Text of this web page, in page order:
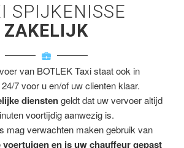
SPIJKENISSE
ZAKELIJK
van BOTLEK Taxi staat ook in
7 voor u en/of uw clienten klaar.
dienstengeldt dat uw vervoer altijd
voortijdig aanwezig is.
mag verwachten maken gebruik van
voertuigen en is uw chauffeur gepast